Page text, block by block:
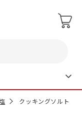
クッキングソルト〈